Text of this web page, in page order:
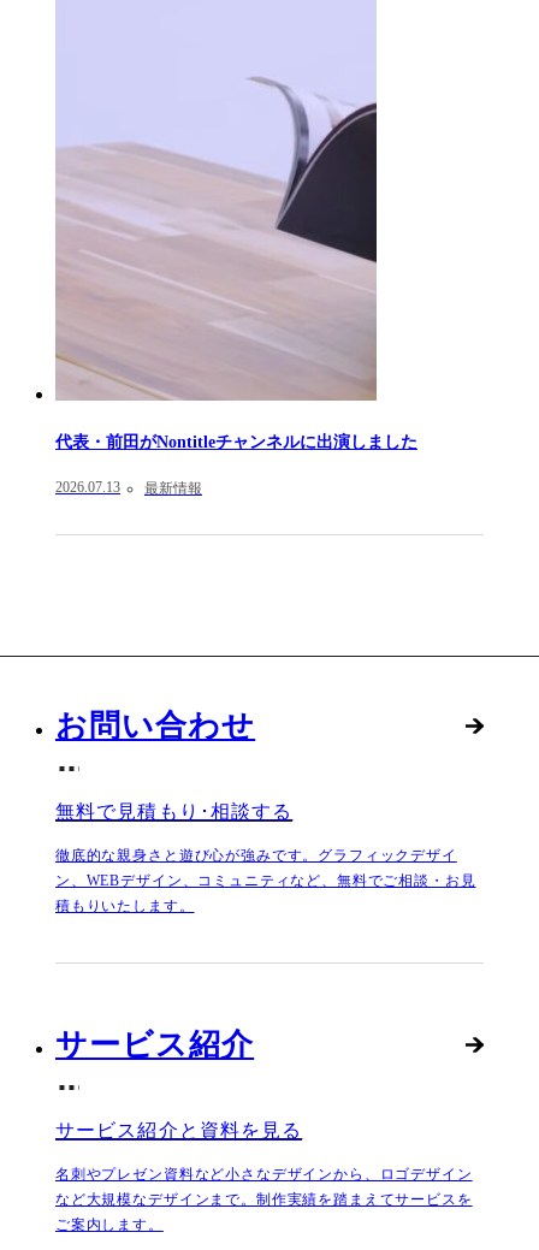
代表・前田がNontitleチャンネルに出演しました
2026.07.13 最新情報
お問い合わせ
無料で見積もり･相談する
徹底的な親身さと遊び心が強みです。グラフィックデザイ
ン、WEBデザイン、コミュニティなど、無料でご相談・お見
積もりいたします。
サービス紹介
サービス紹介と資料を見る
名刺やプレゼン資料など小さなデザインから、ロゴデザイン
など大規模なデザインまで。制作実績を踏まえてサービスを
ご案内します。